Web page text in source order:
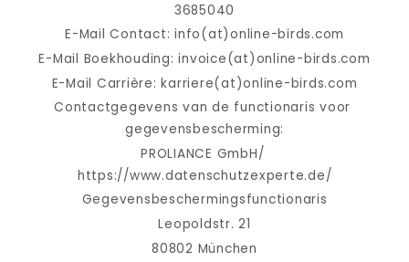
3685040
E-Mail Contact: info(at)online-birds.com
E-Mail Boekhouding: invoice(at)online-birds.com
E-Mail Carrière: karriere(at)online-birds.com
Contactgegevens van de functionaris voor
gegevensbescherming:
PROLIANCE GmbH/
https://www.datenschutzexperte.de/
Gegevensbeschermingsfunctionaris
Leopoldstr. 21
80802 München